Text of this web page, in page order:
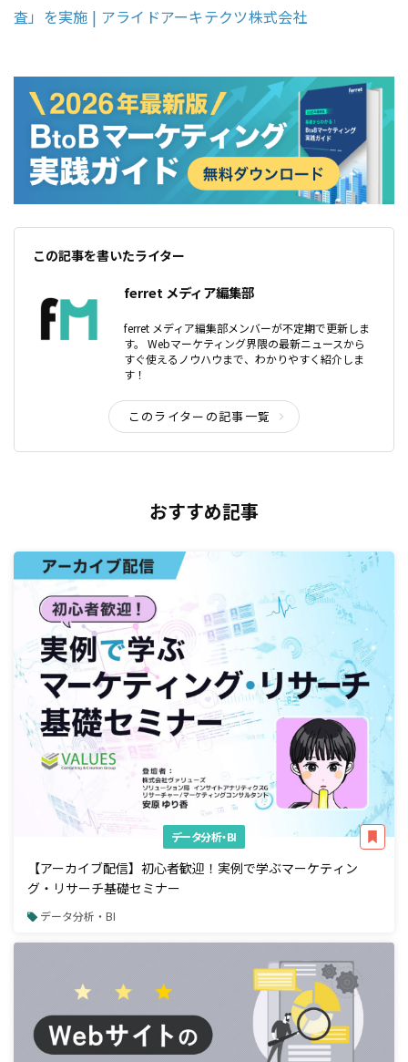
査」を実施 | アライドアーキテクツ株式会社
この記事を書いたライター
ferret メディア編集部
ferret メディア編集部メンバーが不定期で更新しま
す。 Webマーケティング界隈の最新ニュースから
すぐ使えるノウハウまで、わかりやすく紹介しま
す！
このライターの記事一覧
おすすめ記事
データ分析・BI
【アーカイブ配信】初心者歓迎！実例で学ぶマーケティン
グ・リサーチ基礎セミナー
データ分析・BI